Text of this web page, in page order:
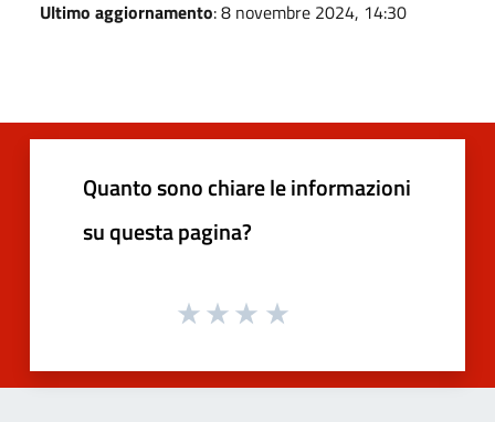
Ultimo aggiornamento: 8 novembre 2024, 14:30
Quanto sono chiare le informazioni
su questa pagina?